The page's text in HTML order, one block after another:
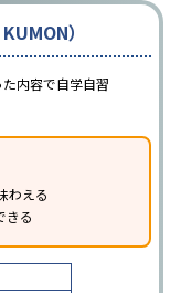
）
内容で自学自習
わえる
きる